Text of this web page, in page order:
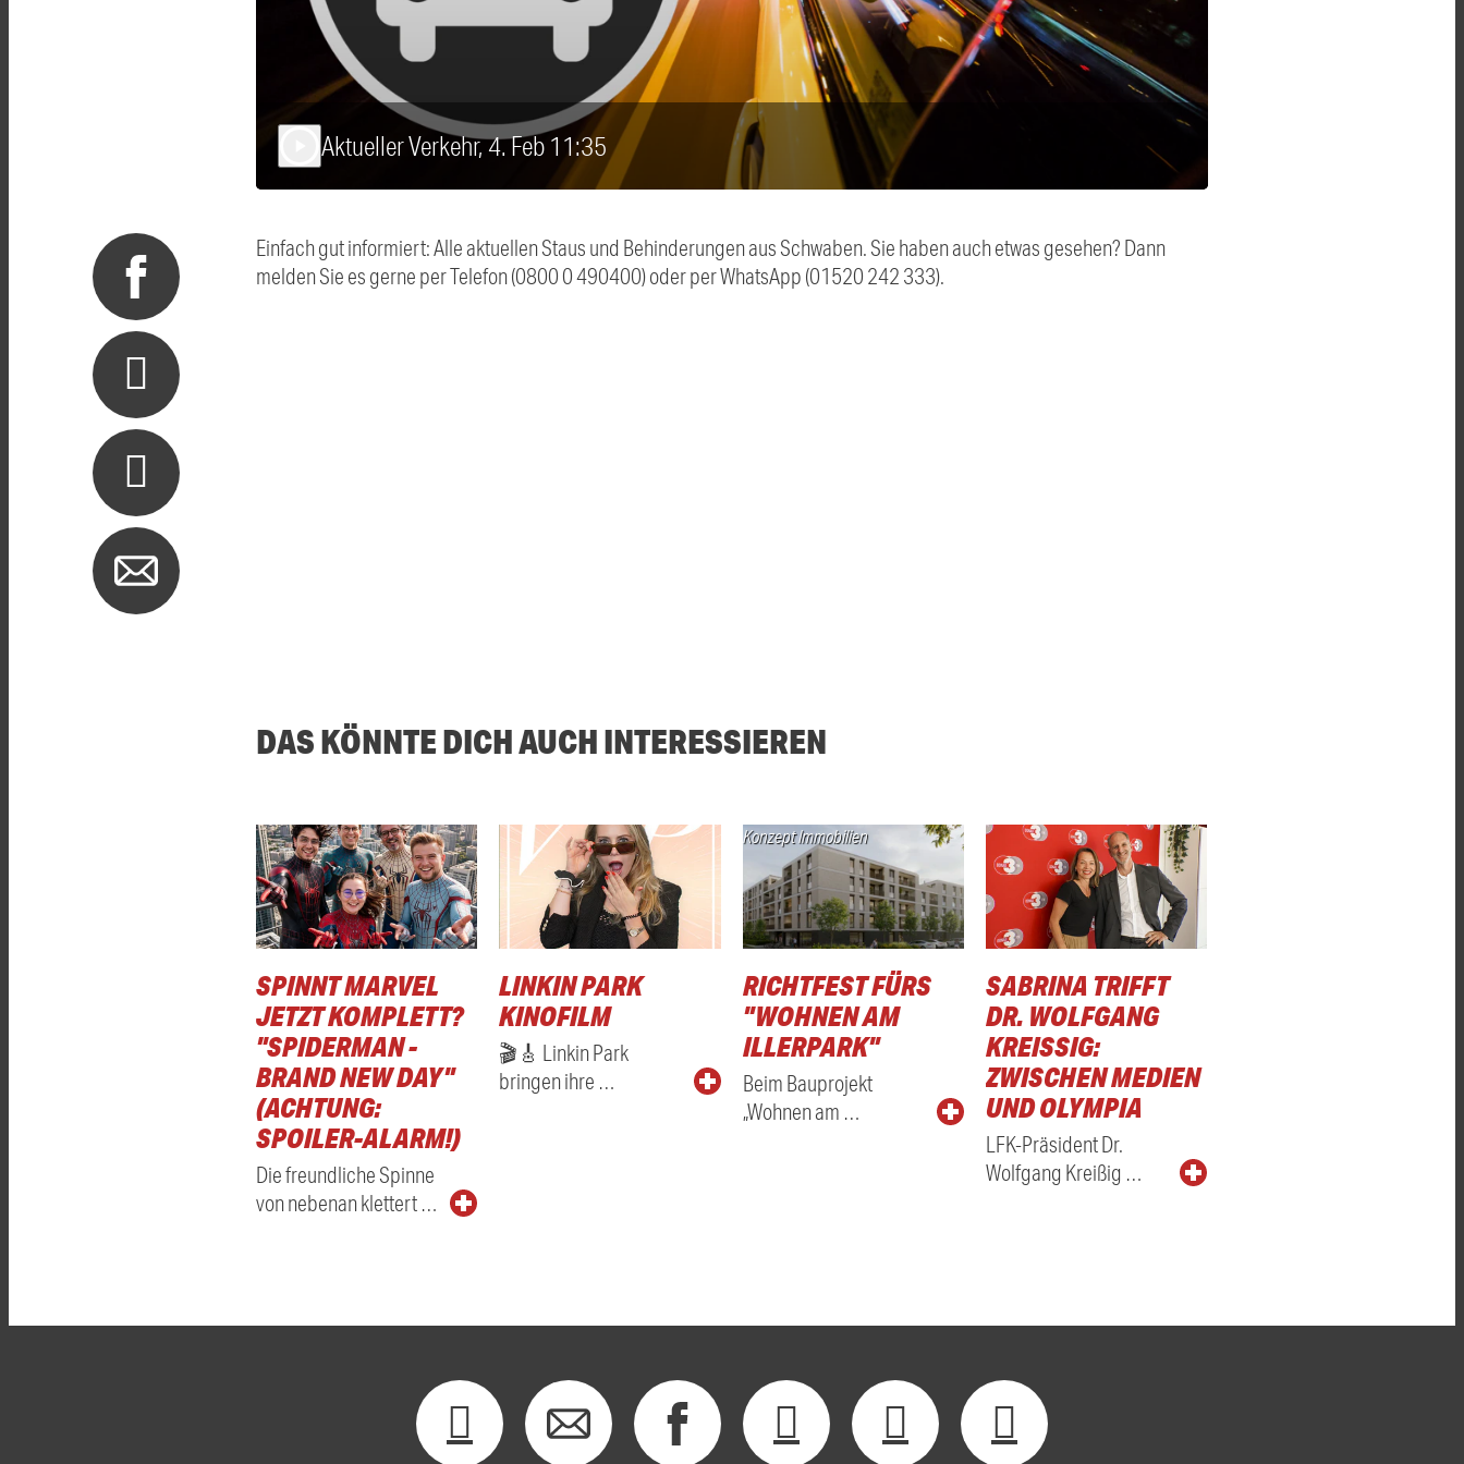
Aktueller Verkehr, 4. Feb 11:35
Einfach gut informiert: Alle aktuellen Staus und Behinderungen aus Schwaben. Sie haben auch etwas gesehen? Dann
melden Sie es gerne per Telefon (0800 0 490400) oder per WhatsApp (01520 242 333).
DAS KÖNNTE DICH AUCH INTERESSIEREN
SPINNT MARVEL
JETZT KOMPLETT?
"SPIDERMAN -
BRAND NEW DAY"
(ACHTUNG:
SPOILER-ALARM!)
Die freundliche Spinne
von nebenan klettert …
LINKIN PARK
KINOFILM
🎬🎸 Linkin Park
bringen ihre …
Konzept Immobilien
RICHTFEST FÜRS
"WOHNEN AM
ILLERPARK"
Beim Bauprojekt
„Wohnen am …
SABRINA TRIFFT
DR. WOLFGANG
KREISSIG: Z
WISCHEN MEDIEN U
ND OLYMPIA
LFK-Präsident Dr.
Wolfgang Kreißig …